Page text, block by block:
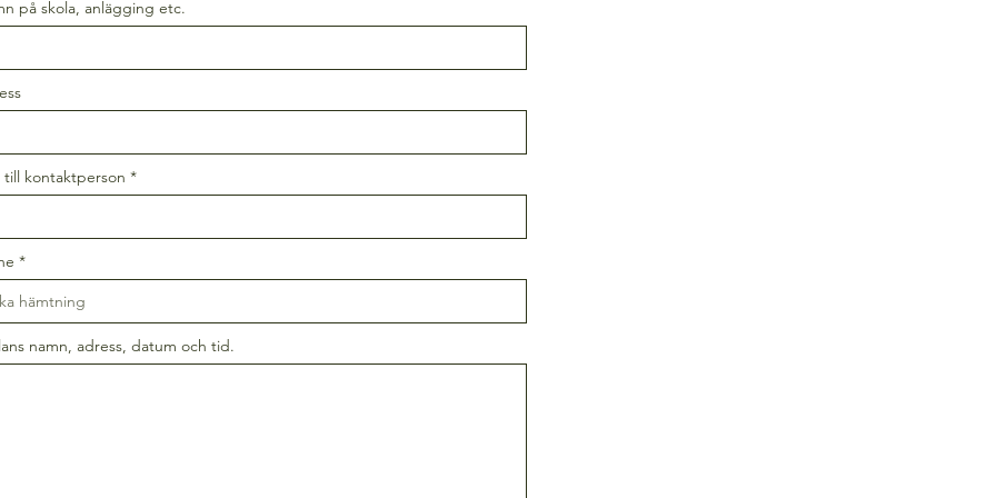
på skola, anlägging etc.
till kontaktperson
namn, adress, datum och tid.